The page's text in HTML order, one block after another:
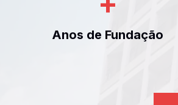
Anos de Fundação